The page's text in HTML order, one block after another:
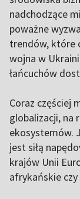
nadchodzące
poważne
trendów, które
wojna w
łańcuchów
Coraz częściej
globalizacji, na
ekosystemów.
jest siłą
krajów Unii
afrykańskie